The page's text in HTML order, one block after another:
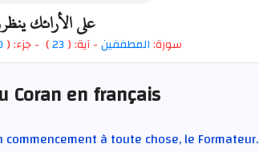
على الأرائك
سورة:المطففين- آية: (23
) - جزء: (
Coran en français
commencement à toute chose, le Formateur.